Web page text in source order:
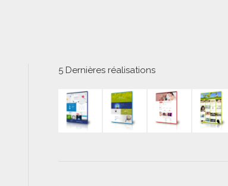
5 Dernières réalisations